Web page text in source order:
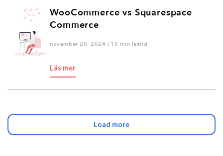
WooCommerce vs Squarespace
Commerce
november 20, 2024 | 10 min lästid
Läs mer
Load more